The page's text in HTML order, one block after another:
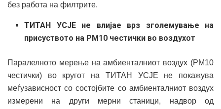
без работа на филтрите.
ТИТАН УСЈЕ не влијае врз зголемување на
присуството на PM10 честички во воздухот
Паралелното мерење на амбиенталниот воздух (PM10
честички) во кругот на ТИТАН УСЈЕ не покажува
меѓузависност со состојбите со амбиенталниот воздух
измерени на други мерни станици, надвор од